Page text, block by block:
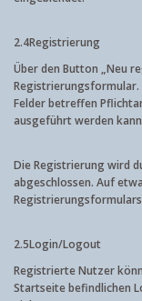
2.4Registrierung
Über den Button „Neu
Registrierungsformular.
Felder betreffen
ausgeführt werden
Die Registrierung wird
abgeschlossen. Auf
2.5Login/Logout
Registrierte Nutzer
Startseite befindlichen